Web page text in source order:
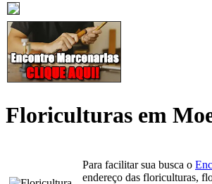
Floriculturas em
Para facilitar sua busca o
endereço das floriculturas,